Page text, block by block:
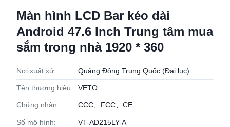
Màn hình LCD Bar kéo dài
Android 47.6 Inch Trung tâm mua
sắm trong nhà 1920 * 360
Nơi xuất xứ: Quảng Đông Trung Quốc (Đại lục)
Tên thương hiệu: VETO
Chứng nhận: CCC、FCC、CE
Số mô hình: VT-AD215LY-A